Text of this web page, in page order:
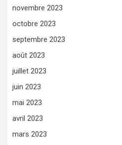
novembre 2023
octobre 2023
septembre 2023
août 2023
juillet 2023
juin 2023
mai 2023
avril 2023
mars 2023